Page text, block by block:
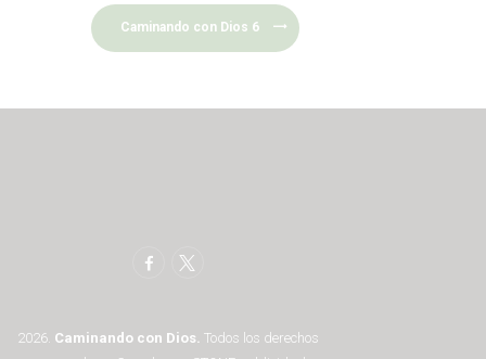
Caminando con Dios 6
2026. Caminando con Dios. Todos los derechos